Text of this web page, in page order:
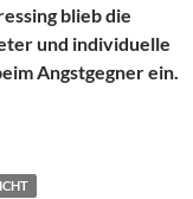
blieb die
und individuelle
Angstgegner ein.